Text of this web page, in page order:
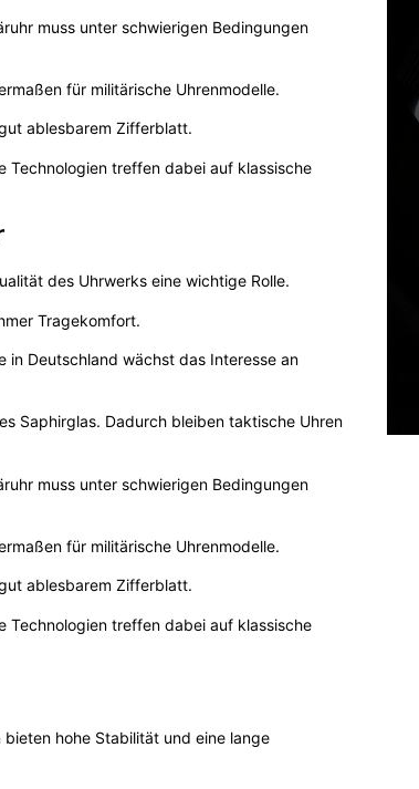
muss unter schwierigen Bedingungen
für militärische Uhrenmodelle.
ablesbarem Zifferblatt.
Technologien treffen dabei auf klassische
des Uhrwerks eine wichtige Rolle.
Tragekomfort.
in Deutschland wächst das Interesse an
Saphirglas. Dadurch bleiben taktische Uhren
muss unter schwierigen Bedingungen
für militärische Uhrenmodelle.
ablesbarem Zifferblatt.
Technologien treffen dabei auf klassische
hohe Stabilität und eine lange